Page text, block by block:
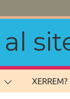
XERREM?